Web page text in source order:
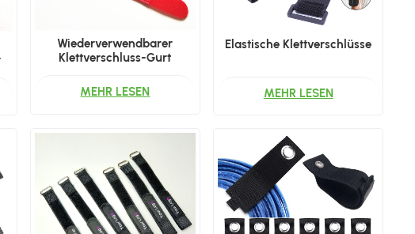
Wiederverwendbarer
Klettverschluss-Gurt
MEHR LESEN
Elastische Klettverschlüsse
MEHR LESEN